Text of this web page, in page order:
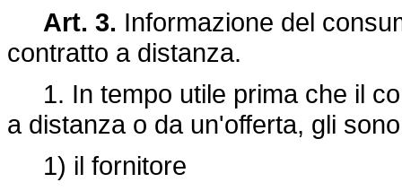
Art. 3. Informazione del
contratto a distanza.
1. In tempo utile prima che il
a distanza o da un'offerta, gli
1) il fornitore